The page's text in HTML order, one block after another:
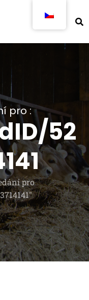
pro :
52
pro